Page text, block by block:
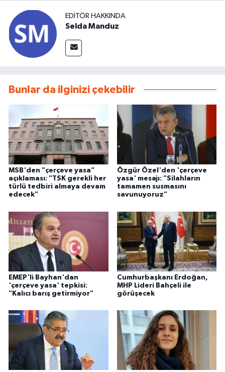
EDITÖR HAKKINDA
Selda Manduz
Bunlar da ilginizi çekebilir
MSB'den "çerçeve yasa”
açıklaması: "TSK gerekli her
türlü tedbiri almaya devam
edecek"
Özgür Özel'den 'çerçeve
yasa' mesajı: "Silahların
tamamen susmasını
savunuyoruz"
EMEP'li Bayhan'dan
'çerçeve yasa' tepkisi:
"Kalıcı barış getirmiyor"
Cumhurbaşkanı Erdoğan,
MHP Lideri Bahçeli ile
görüşecek